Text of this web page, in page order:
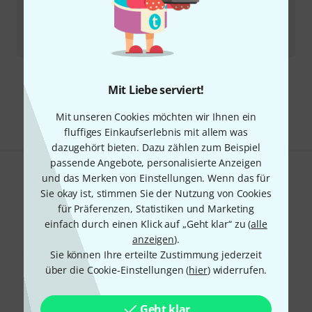
Mit Liebe serviert!
Mit unseren Cookies möchten wir Ihnen ein
fluffiges Einkaufserlebnis mit allem was
dazugehört bieten. Dazu zählen zum Beispiel
passende Angebote, personalisierte Anzeigen
und das Merken von Einstellungen. Wenn das für
Sie okay ist, stimmen Sie der Nutzung von Cookies
für Präferenzen, Statistiken und Marketing
einfach durch einen Klick auf „Geht klar“ zu (alle
anzeigen).
Sie können Ihre erteilte Zustimmung jederzeit
über die Cookie-Einstellungen (hier) widerrufen.
19
Sofort lieferbar
Kostenloser Versand ab 29 €
Gefällt Ihnen, was Sie sehen?
Teilen Hilfe & Feedback